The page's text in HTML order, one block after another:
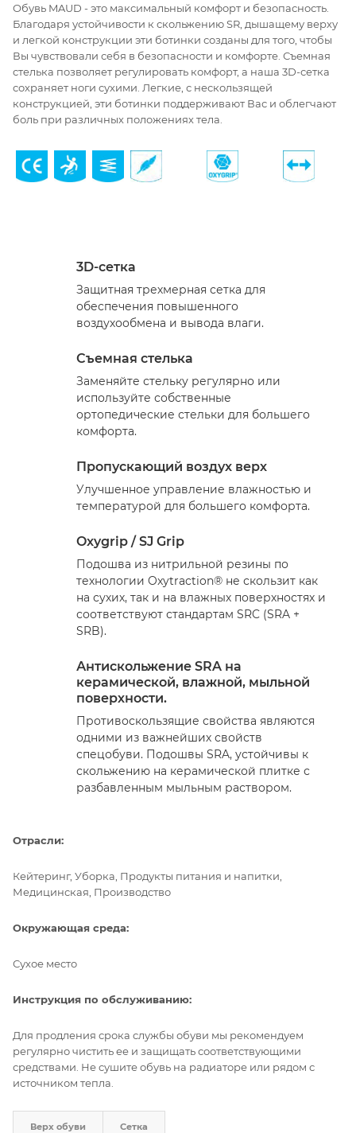
Обувь MAUD - это максимальный комфорт и безопасность.
Благодаря устойчивости к скольжению SR, дышащему верху
и легкой конструкции эти ботинки созданы для того, чтобы
Вы чувствовали себя в безопасности и комфорте. Съемная
стелька позволяет регулировать комфорт, а наша 3D-сетка
сохраняет ноги сухими. Легкие, с нескользящей
конструкцией, эти ботинки поддерживают Вас и облегчают
боль при различных положениях тела.
3D-сетка
Защитная трехмерная сетка для
обеспечения повышенного
воздухообмена и вывода влаги.
Съемная стелька
Заменяйте стельку регулярно или
используйте собственные
ортопедические стельки для большего
комфорта.
Пропускающий воздух верх
Улучшенное управление влажностью и
температурой для большего комфорта.
Oxygrip / SJ Grip
Подошва из нитрильной резины по
технологии Oxytraction® не скользит как
на сухих, так и на влажных поверхностях и
соответствуют стандартам SRC (SRA +
SRB).
Антискольжение SRA на
керамической, влажной, мыльной
поверхности.
Противоскользящие свойства являются
одними из важнейших свойств
спецобуви. Подошвы SRA, устойчивы к
скольжению на керамической плитке с
разбавленным мыльным раствором.
Отрасли:
Кейтеринг, Уборка, Продукты питания и напитки,
Медицинская, Производство
Окружающая среда:
Сухое место
Инструкция по обслуживанию:
Для продления срока службы обуви мы рекомендуем
регулярно чистить ее и защищать соответствующими
средствами. Не сушите обувь на радиаторе или рядом с
источником тепла.
Верх обуви Сетка